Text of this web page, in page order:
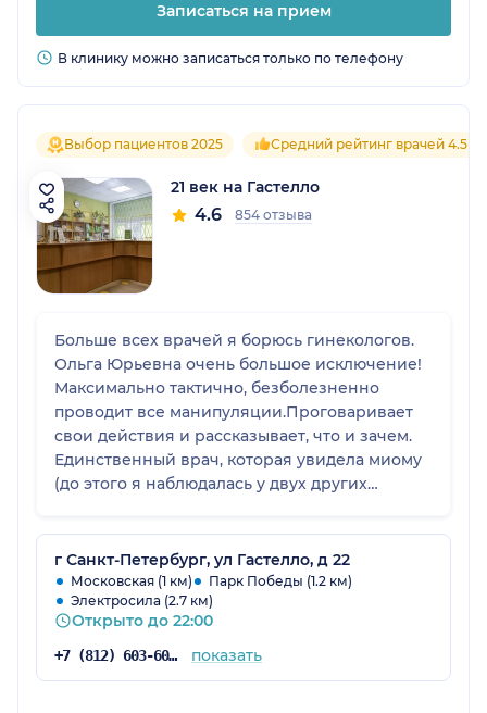
Записаться на прием
В клинику можно записаться только по телефону
Выбор пациентов 2025 Средний рейтинг врачей 4.5
21 век на Гастелло
4.6 854 отзыва
Больше всех врачей я борюсь гинекологов.
Ольга Юрьевна очень большое исключение!
Максимально тактично, безболезненно
проводит все манипуляции.Проговаривает
свои действия и рассказывает, что и зачем.
Единственный врач, которая увидела миому
(до этого я наблюдалась у двух других
Провели лечение, перед планированием
беременности. В беременность не было
никаких проблем. Однозначно я еще
вернусь!
г Санкт-Петербург, ул Гастелло, д 22
Московская (1 км)
Парк Победы (1.2 км)
Электросила (2.7 км)
Открыто до 22:00
+7 (812) 603-60-42 показать